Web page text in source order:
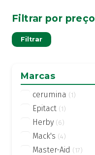
Filtrar por preço
Filtrar
Marcas
cerumina (1)
Epitact (1)
Herby (6)
Mack's (4)
Master-Aid (17)